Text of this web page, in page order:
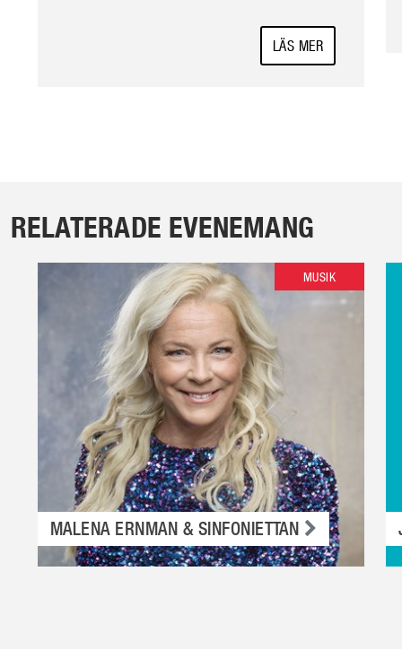
LÄS MER
RELATERADE EVENEMANG
MALENA ERNMAN & SINFONIETTAN
MUSIK